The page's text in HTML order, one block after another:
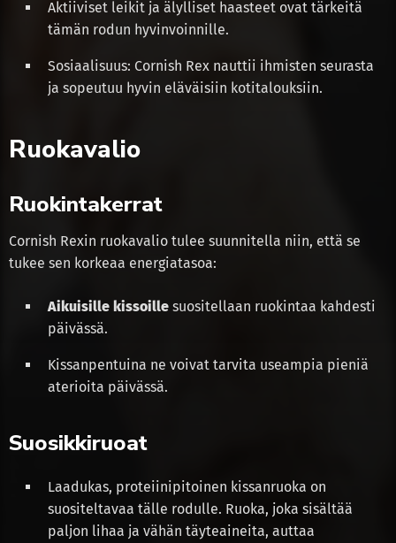
Aktiiviset leikit ja älylliset haasteet ovat tärkeitä
tämän rodun hyvinvoinnille.
Sosiaalisuus: Cornish Rex nauttii ihmisten seurasta
ja sopeutuu hyvin eläväisiin kotitalouksiin.
Ruokavalio
Ruokintakerrat
Cornish Rexin ruokavalio tulee suunnitella niin, että se
tukee sen korkeaa energiatasoa:
Aikuisille kissoille suositellaan ruokintaa kahdesti
päivässä.
Kissanpentuina ne voivat tarvita useampia pieniä
aterioita päivässä.
Suosikkiruoat
Laadukas, proteiinipitoinen kissanruoka on
suositeltavaa tälle rodulle. Ruoka, joka sisältää
paljon lihaa ja vähän täyteaineita, auttaa